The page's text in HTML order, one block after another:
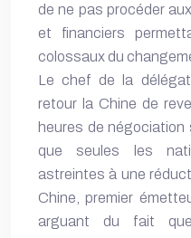
de ne pas procéder
et financiers
colossaux du
Le chef de la
retour la Chine de
heures de négociation
que seules les
astreintes à une
Chine, premier
arguant du fait